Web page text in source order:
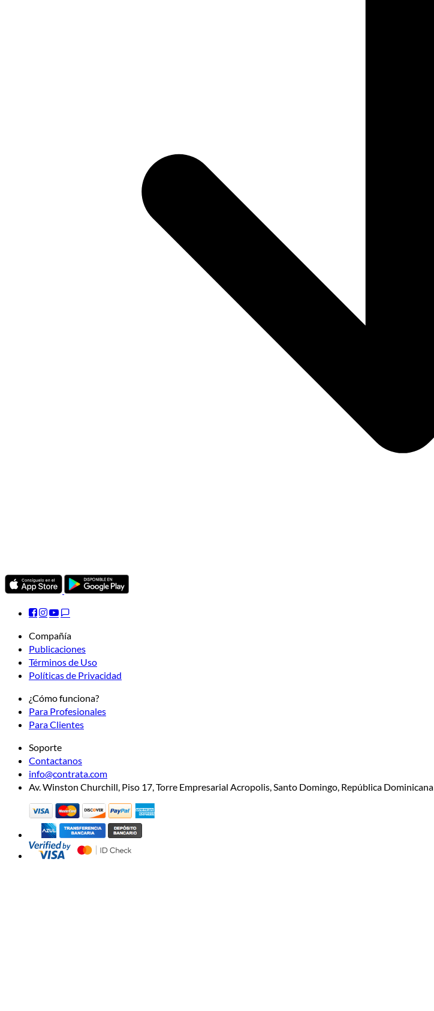
Compañía
Publicaciones
Términos de Uso
Políticas de Privacidad
¿Cómo funciona?
Para Profesionales
Para Clientes
Soporte
Contactanos
info@contrata.com
Av. Winston Churchill, Piso 17, Torre Empresarial Acropolis, Santo Domingo, República Dominicana